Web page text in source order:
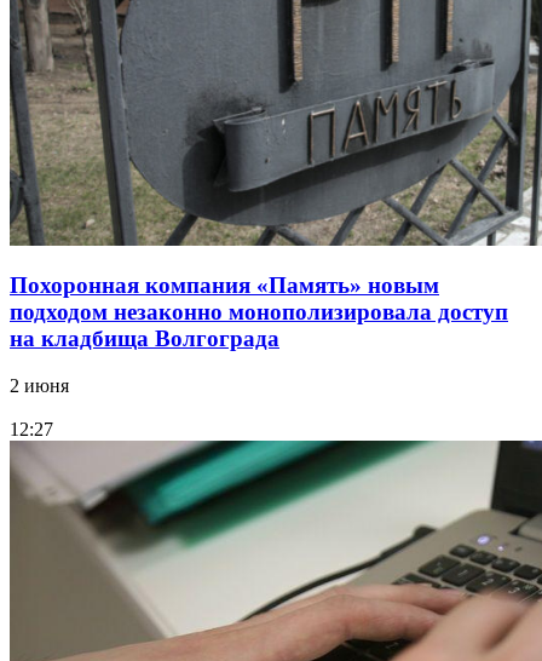
Похоронная компания «Память» новым
подходом незаконно монополизировала доступ
на кладбища Волгограда
2 июня
12:27